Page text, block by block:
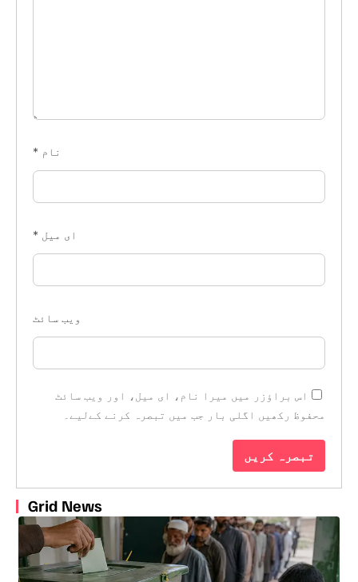
نام *
ای میل *
ویب‌ سائٹ
اس براؤزر میں میرا نام، ای میل، اور ویب سائٹ
محفوظ رکھیں اگلی بار جب میں تبصرہ کرنے کےلیے۔
Grid News